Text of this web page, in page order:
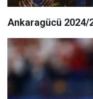
Ankaragücü 2024/